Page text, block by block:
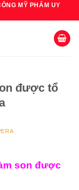
MỸ PHẨM UY
được tổ
son được